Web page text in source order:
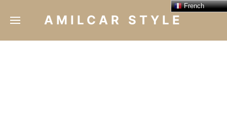
AMILCAR STYLE
French